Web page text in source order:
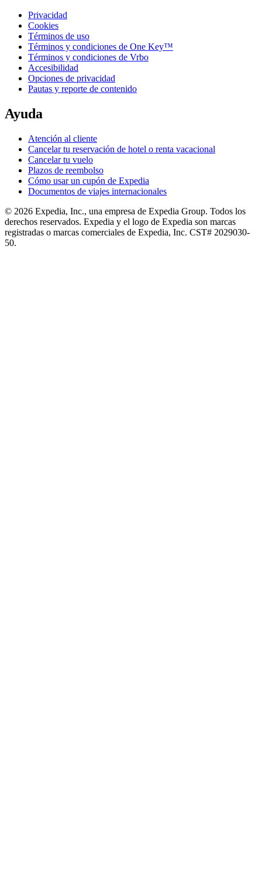
Privacidad
Cookies
Términos de uso
Términos y condiciones de One Key™
Términos y condiciones de Vrbo
Accesibilidad
Opciones de privacidad
Pautas y reporte de contenido
Ayuda
Atención al cliente
Cancelar tu reservación de hotel o renta vacacional
Cancelar tu vuelo
Plazos de reembolso
Cómo usar un cupón de Expedia
Documentos de viajes internacionales
© 2026 Expedia, Inc., una empresa de Expedia Group. Todos los
derechos reservados. Expedia y el logo de Expedia son marcas
registradas o marcas comerciales de Expedia, Inc. CST# 2029030-
50.